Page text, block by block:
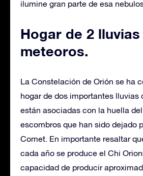
ilumine gran parte de esa
Hogar de 2 lluvias
meteoros.
La Constelación de Orión se ha
hogar de dos importantes lluvias
están asociadas con la huella
escombros que han sido dejado
Comet. En importante resaltar
cada año se produce el Chi
capacidad de producir